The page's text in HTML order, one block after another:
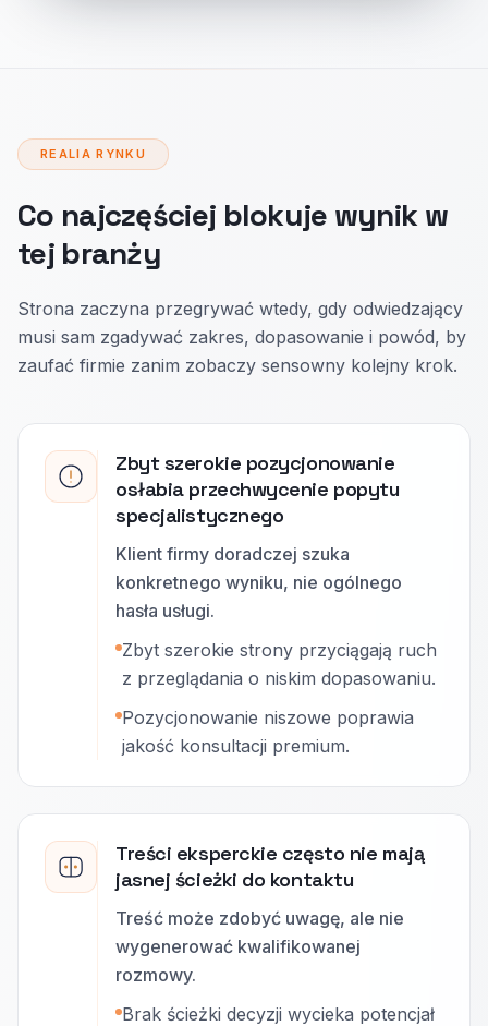
REALIA RYNKU
Co najczęściej blokuje wynik w
tej branży
Strona zaczyna przegrywać wtedy, gdy odwiedzający
musi sam zgadywać zakres, dopasowanie i powód, by
zaufać firmie zanim zobaczy sensowny kolejny krok.
Zbyt szerokie pozycjonowanie
osłabia przechwycenie popytu
specjalistycznego
Klient firmy doradczej szuka
konkretnego wyniku, nie ogólnego
hasła usługi.
Zbyt szerokie strony przyciągają ruch
z przeglądania o niskim dopasowaniu.
Pozycjonowanie niszowe poprawia
jakość konsultacji premium.
Treści eksperckie często nie mają
jasnej ścieżki do kontaktu
Treść może zdobyć uwagę, ale nie
wygenerować kwalifikowanej
rozmowy.
Brak ścieżki decyzji wycieka potencjał